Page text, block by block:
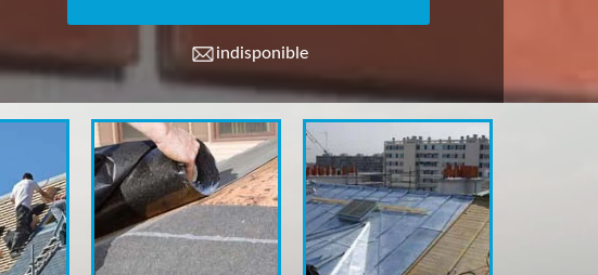
indisponible